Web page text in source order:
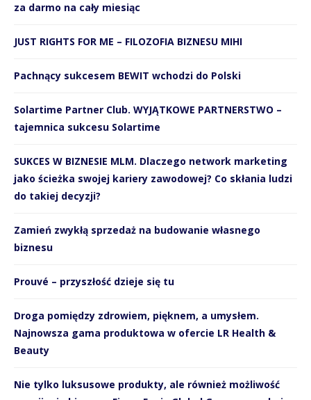
za darmo na cały miesiąc
JUST RIGHTS FOR ME – FILOZOFIA BIZNESU MIHI
Pachnący sukcesem BEWIT wchodzi do Polski
Solartime Partner Club. WYJĄTKOWE PARTNERSTWO –
tajemnica sukcesu Solartime
SUKCES W BIZNESIE MLM. Dlaczego network marketing
jako ścieżka swojej kariery zawodowej? Co skłania ludzi
do takiej decyzji?
Zamień zwykłą sprzedaż na budowanie własnego
biznesu
Prouvé – przyszłość dzieje się tu
Droga pomiędzy zdrowiem, pięknem, a umysłem.
Najnowsza gama produktowa w ofercie LR Health &
Beauty
Nie tylko luksusowe produkty, ale również możliwość